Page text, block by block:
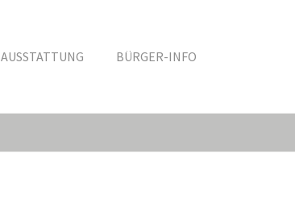
AUSSTATTUNG BÜRGER-INFO